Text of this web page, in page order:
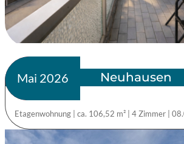
verkauft
Mai 2026 Neuhausen
Etagenwohnung |ca. 106,52 m² |4 Zimmer |